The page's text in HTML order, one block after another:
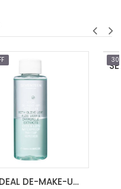
SEV IDEAL DE-MAKE-UP MICELLAR 100 ML